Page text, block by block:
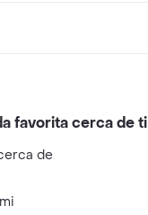
favorita cerca de ti
de